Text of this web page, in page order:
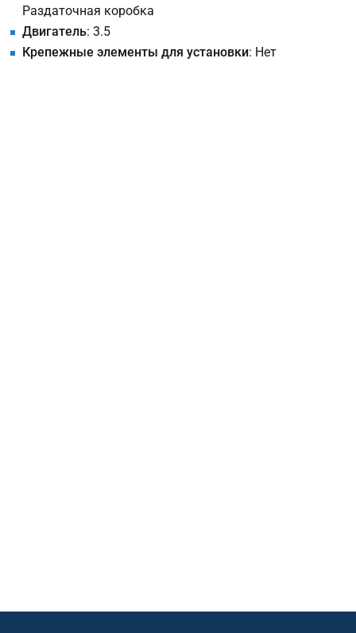
Раздаточная коробка
Двигатель: 3.5
Крепежные элементы для установки: Нет